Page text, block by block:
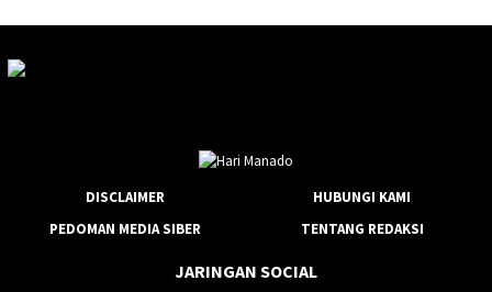
DISCLAIMER
HUBUNGI KAMI
PEDOMAN MEDIA SIBER
TENTANG REDAKSI
JARINGAN SOCIAL